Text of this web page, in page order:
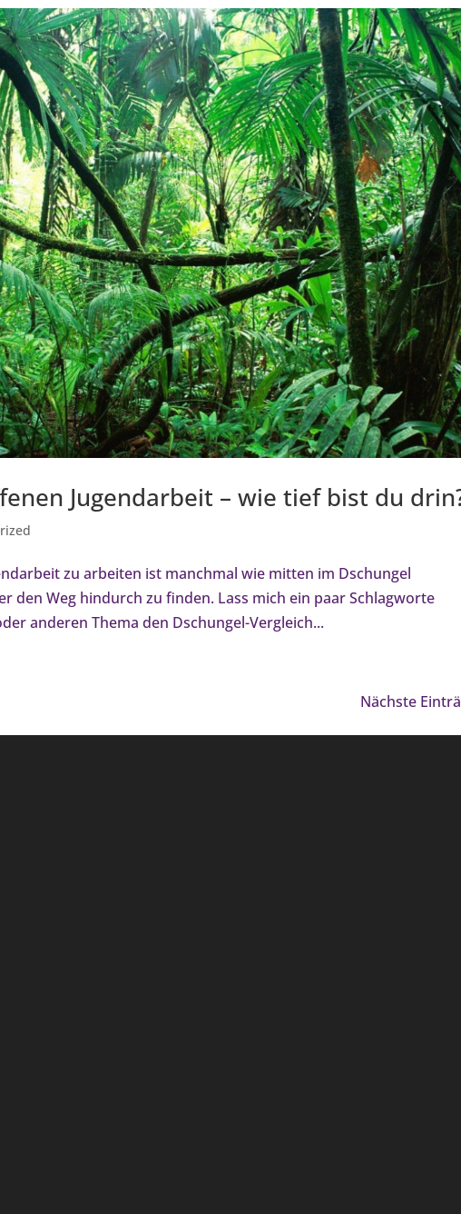
Jugendarbeit – wie tief bist du
zu arbeiten ist manchmal wie mitten im Dschungel
den Weg hindurch zu finden. Lass mich ein paar Schlagworte
anderen Thema den Dschungel-Vergleich...
Nächste